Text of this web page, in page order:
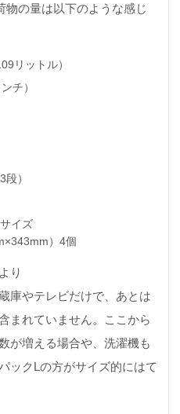
物の量は以下のような感じ
リットル）
チ）
）
イズ
）4個
り
庫やテレビだけで、あとは
まれていません。ここから
が増える場合や、洗濯機も
ックLの方がサイズ的にはて